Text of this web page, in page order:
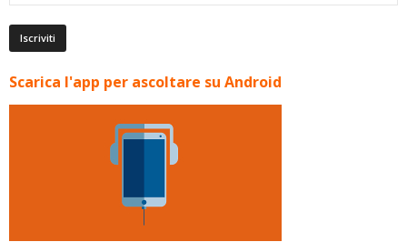
Scarica l'app per ascoltare su Android